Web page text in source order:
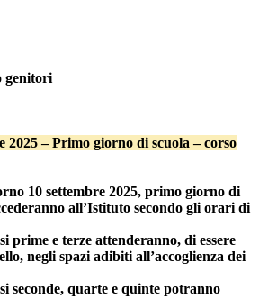
genitori
2025 – Primo giorno di scuola – corso
10 settembre 2025, primo giorno di
all’Istituto secondo gli orari di
prime e terze attenderanno, di essere
negli spazi adibiti all’accoglienza dei
seconde, quarte e quinte potranno